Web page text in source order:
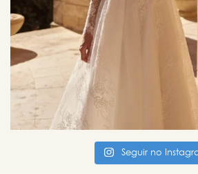
Seguir no